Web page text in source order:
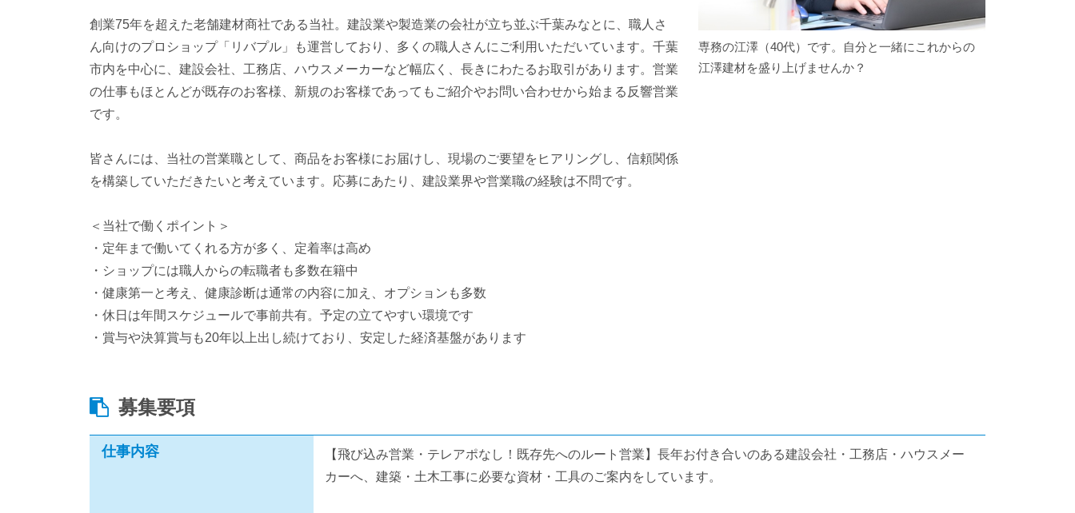
創業75年を超えた老舗建材商社である当社。建設業や製造業の会社が立ち並ぶ千葉みなとに、職人さ
ん向けのプロショップ「リバプル」も運営しており、多くの職人さんにご利用いただいています。千葉
市内を中心に、建設会社、工務店、ハウスメーカーなど幅広く、長きにわたるお取引があります。営業
の仕事もほとんどが既存のお客様、新規のお客様であってもご紹介やお問い合わせから始まる反響営業
です。
皆さんには、当社の営業職として、商品をお客様にお届けし、現場のご要望をヒアリングし、信頼関係
を構築していただきたいと考えています。応募にあたり、建設業界や営業職の経験は不問です。
＜当社で働くポイント＞
・定年まで働いてくれる方が多く、定着率は高め
・ショップには職人からの転職者も多数在籍中
・健康第一と考え、健康診断は通常の内容に加え、オプションも多数
・休日は年間スケジュールで事前共有。予定の立てやすい環境です
・賞与や決算賞与も20年以上出し続けており、安定した経済基盤があります
専務の江澤（40代）です。自分と一緒にこれからの
江澤建材を盛り上げませんか？
募集要項
仕事内容
【飛び込み営業・テレアポなし！既存先へのルート営業】長年お付き合いのある建設会社・工務店・ハウスメー
カーへ、建築・土木工事に必要な資材・工具のご案内をしています。